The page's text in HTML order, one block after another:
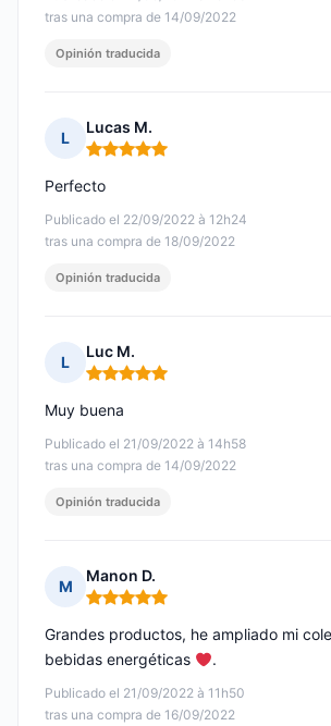
tras una compra de 14/09/2022
Opinión traducida
L
Lucas M.
Nota: 5 de 5
Publicado el 22/09/2022 à 12h24
tras una compra de 18/09/2022
Perfecto
Opinión traducida
L
Luc M.
Nota: 5 de 5
Publicado el 21/09/2022 à 14h58
tras una compra de 14/09/2022
Muy buena
Opinión traducida
M
Manon D.
Nota: 5 de 5
Publicado el 21/09/2022 à 11h50
tras una compra de 16/09/2022
Grandes productos, he ampliado mi
bebidas energéticas
.